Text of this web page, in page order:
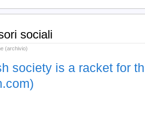
sociali
(archivio)
society is a racket for